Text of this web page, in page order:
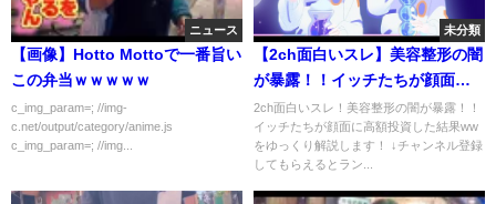
ニュース
【画像】Hotto Mottoで一番旨い
この弁当ｗｗｗｗｗ
c_img_param=; //img-
c.net/output/category/anime.js
c_img_param=; //img...
未分類
【2ch面白いスレ】美容整形の闇
が暴露！！イッチたちが顔面に
高額投資した結果ww【ゆっくり
解説】
2ch面白いスレ！美容整形の闇が暴露！！
イッチたちが顔面に高額投資した結果ww
をゆっくり解説します！ ↓チャンネル登録
してもらえるとラン...